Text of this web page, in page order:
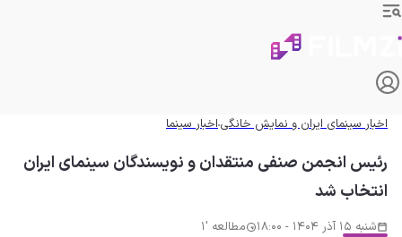
اخبار سینمای ایران و نمایش خانگیاخبار سینما
رئیس انجمن صنفی منتقدان و نویسندگان سینمای ایران
انتخاب شد
شنبه 15 آذر 1404 - 18:00 مطالعه '1